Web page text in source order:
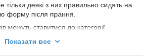
тільки деякі з них правильно сидять на
форму після прання.
можуть ставитися до категорії
увагу на такі речі, як-от дизайн,
Показати все